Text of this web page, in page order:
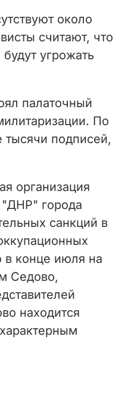
около
считают, что
угрожать
палаточный
По
тысячи подписей,
организация
"ДНР" города
санкций в
в конце июля на
Седово,
находится